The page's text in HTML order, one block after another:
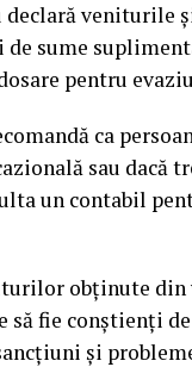
veniturile
sume
pentru
ca
sau dacă
un contabil
obținute
să fie conștienți
și